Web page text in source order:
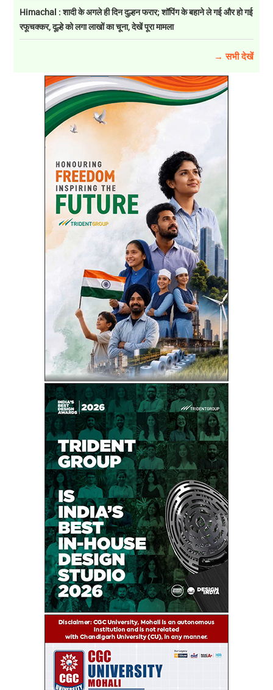
Himachal : शादी के अगले ही दिन दुल्हन फरार; शॉपिंग के बहाने ले गई और हो गई
रफूचक्कर, दूल्हे को लगा लाखों का चूना, देखें पूरा मामला
→ सभी देखें